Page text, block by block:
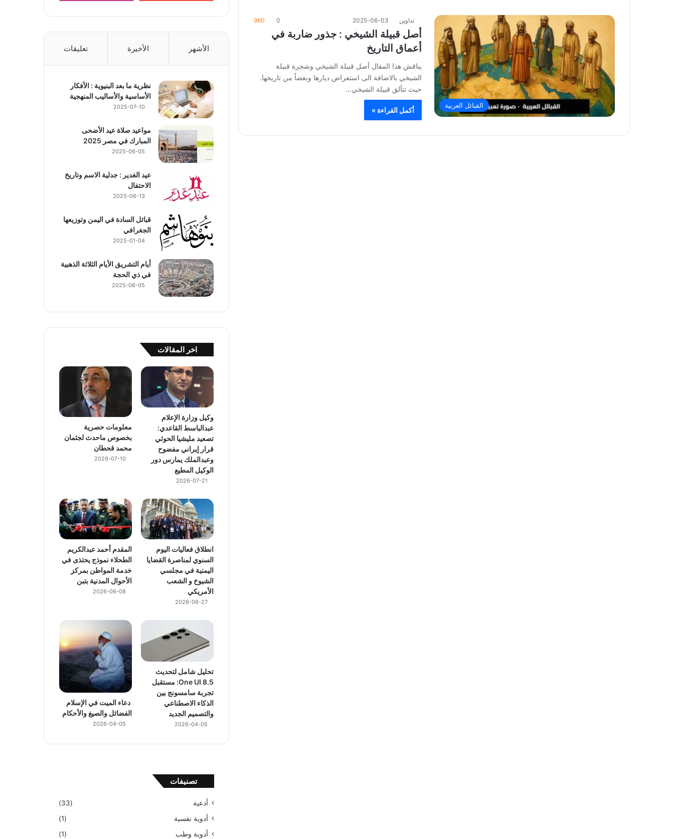
القبائل العربية
تداوين 2025-06-03
0
960
أصل قبيلة الشيخي : جذور ضاربة في
أعماق التاريخ
يناقش هذا المقال أصل قبيلة الشيخي وشجرة قبيلة
الشيخي بالاضافة الى استعراض ديارها وبعضاً من تاريخها.
حيث تتألق قبيلة الشيخي…
أكمل القراءة »
الأشهر الأخيرة تعليقات
نظرية ما بعد البنيوية : الأفكار
الأساسية والأساليب المنهجية
2025-07-10
مواعيد صلاة عيد الأضحى
المبارك في مصر 2025
2025-06-05
عيد الغدير : جدلية الاسم وتاريخ
الاحتفال
2025-06-13
قبائل السادة في اليمن وتوزيعها
الجغرافي
2025-01-04
أيام التشريق الأيام الثلاثة الذهبية
في ذي الحجة
2025-06-05
اخر المقالات
وكيل وزارة الإعلام
عبدالباسط القاعدي:
تصعيد مليشيا الحوثي
قرار إيراني مفضوح
وعبدالملك يمارس دور
الوكيل المطيع
2026-07-21
معلومات حصرية
بخصوص ماحدث لجثمان
محمد قحطان
2026-07-10
انطلاق فعاليات اليوم
السنوي لمناصرة القضايا
اليمنية في مجلسي
الشيوخ و الشعب
الأمريكي
2026-06-27
المقدم أحمد عبدالكريم
الطحلاء نموذج يحتذى في
خدمة المواطن بمركز
الأحوال المدنية بتبن
2026-06-08
تحليل شامل لتحديث
One UI 8.5: مستقبل
تجربة سامسونج بين
الذكاء الاصطناعي
والتصميم الجديد
2026-04-05
دعاء الميت في الإسلام
الفضائل والصيغ والأحكام
2026-04-05
تصنيفات
أدعية
(33)
أدوية نفسية
(1)
أدوية وطب
(1)